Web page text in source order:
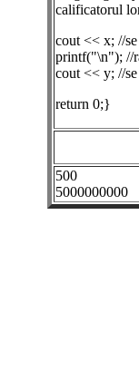
calificatorul
cout << x; //
printf("\n"); //
cout << y; //
return 0;}
500
5000000000